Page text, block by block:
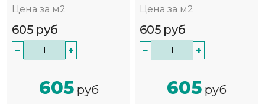
Цена за м2
605 руб
− +
605руб
Цена за м2
605 руб
− +
605руб